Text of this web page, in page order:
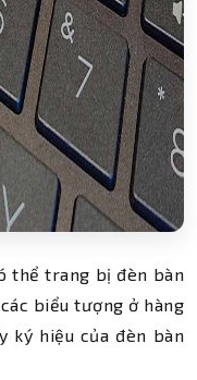
thể trang bị đèn bàn
biểu tượng ở hàng
ký hiệu của đèn bàn